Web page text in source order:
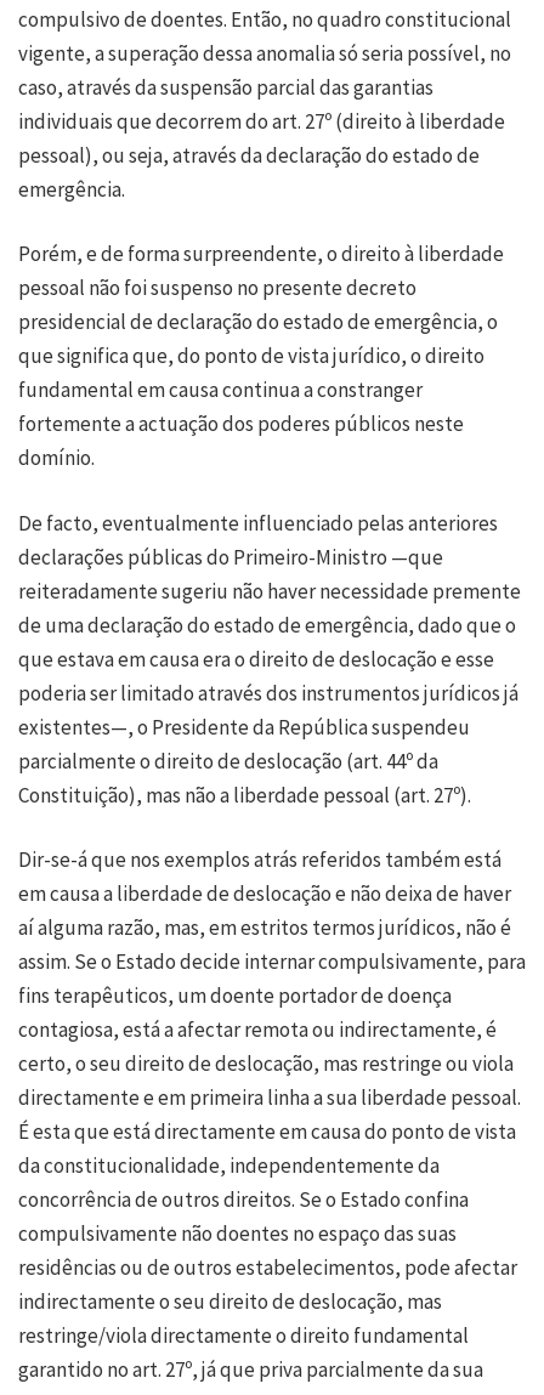
compulsivo de doentes. Então, no quadro constitucional
vigente, a superação dessa anomalia só seria possível, no
caso, através da suspensão parcial das garantias
individuais que decorrem do art. 27º (direito à liberdade
pessoal), ou seja, através da declaração do estado de
emergência.
Porém, e de forma surpreendente, o direito à liberdade
pessoal não foi suspenso no presente decreto
presidencial de declaração do estado de emergência, o
que significa que, do ponto de vista jurídico, o direito
fundamental em causa continua a constranger
fortemente a actuação dos poderes públicos neste
domínio.
De facto, eventualmente influenciado pelas anteriores
declarações públicas do Primeiro-Ministro —que
reiteradamente sugeriu não haver necessidade premente
de uma declaração do estado de emergência, dado que o
que estava em causa era o direito de deslocação e esse
poderia ser limitado através dos instrumentos jurídicos já
existentes—, o Presidente da República suspendeu
parcialmente o direito de deslocação (art. 44º da
Constituição), mas não a liberdade pessoal (art. 27º).
Dir-se-á que nos exemplos atrás referidos também está
em causa a liberdade de deslocação e não deixa de haver
aí alguma razão, mas, em estritos termos jurídicos, não é
assim. Se o Estado decide internar compulsivamente, para
fins terapêuticos, um doente portador de doença
contagiosa, está a afectar remota ou indirectamente, é
certo, o seu direito de deslocação, mas restringe ou viola
directamente e em primeira linha a sua liberdade pessoal.
É esta que está directamente em causa do ponto de vista
da constitucionalidade, independentemente da
concorrência de outros direitos. Se o Estado confina
compulsivamente não doentes no espaço das suas
residências ou de outros estabelecimentos, pode afectar
indirectamente o seu direito de deslocação, mas
restringe/viola directamente o direito fundamental
garantido no art. 27º, já que priva parcialmente da sua